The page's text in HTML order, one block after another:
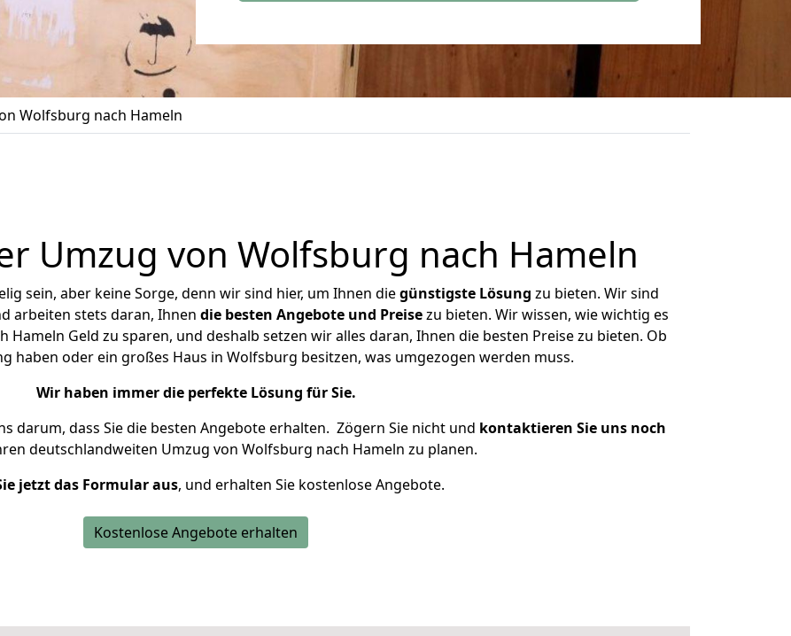
Wolfsburg nach Hameln
Umzug von Wolfsburg nach Hameln
sein, aber keine Sorge, denn wir sind hier, um Ihnen diegünstigste Lösung zu bieten. Wir sind
arbeiten stets daran, Ihnen die besten Angebote und Preisezu bieten. Wir wissen, wie wichtig es
Geld zu sparen, und deshalb setzen wir alles daran, Ihnen die besten Preise zu bieten. Ob
haben oder ein großes Haus in Wolfsburg besitzen, was umgezogen werden muss.
Wir haben immer die perfekte Lösung für Sie.
darum, dass Sie die besten Angebote erhalten. Zögern Sie nicht und kontaktieren Sie uns noch
deutschlandweiten Umzug von Wolfsburg nach Hameln zu planen.
jetzt das Formular aus, und erhalten Sie kostenlose Angebote.
Kostenlose Angebote erhalten